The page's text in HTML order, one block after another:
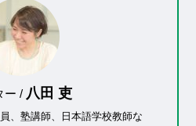
ー / 八田 吏
、塾講師、日本語学校教師な